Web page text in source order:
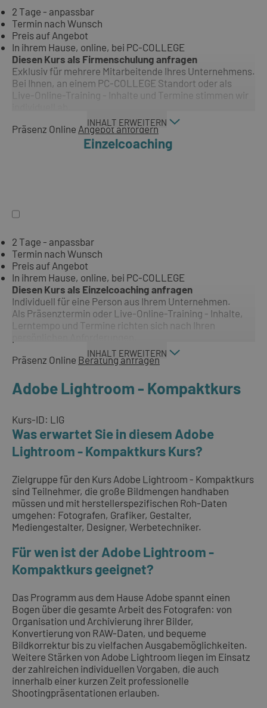
2 Tage - anpassbar
Termin nach Wunsch
Preis auf Angebot
In ihrem Hause, online, bei PC-COLLEGE
Diesen Kurs als Firmenschulung anfragen
Exklusiv für mehrere Mitarbeitende Ihres Unternehmens.
Bei Ihnen, an einem PC-COLLEGE Standort oder als
Live-Online-Training - Inhalte und Termine stimmen wir
INHALT ERWEITERN
Präsenz Online Angebot anfordern
Einzelcoaching
2 Tage - anpassbar
Termin nach Wunsch
Preis auf Angebot
In ihrem Hause, online, bei PC-COLLEGE
Diesen Kurs als Einzelcoaching anfragen
Individuell für eine Person aus Ihrem Unternehmen.
Als Präsenztermin oder Live-Online-Training - Inhalte,
Lerntempo und Termine richten sich nach Ihren
INHALT ERWEITERN
Präsenz Online Beratung anfragen
Adobe Lightroom - Kompaktkurs
Kurs-ID: LIG
Was erwartet Sie in diesem Adobe
Lightroom - Kompaktkurs Kurs?
Zielgruppe für den Kurs Adobe Lightroom - Kompaktkurs
sind Teilnehmer, die große Bildmengen handhaben
müssen und mit herstellerspezifischen Roh-Daten
umgehen: Fotografen, Grafiker, Gestalter,
Mediengestalter, Designer, Werbetechniker.
Für wen ist der Adobe Lightroom -
Kompaktkurs geeignet?
Das Programm aus dem Hause Adobe spannt einen
Bogen über die gesamte Arbeit des Fotografen: von
Organisation und Archivierung ihrer Bilder,
Konvertierung von RAW-Daten, und bequeme
Bildkorrektur bis zu vielfachen Ausgabemöglichkeiten.
Weitere Stärken von Adobe Lightroom liegen im Einsatz
der zahlreichen individuellen Vorgaben, die auch
innerhalb einer kurzen Zeit professionelle
Shootingpräsentationen erlauben.